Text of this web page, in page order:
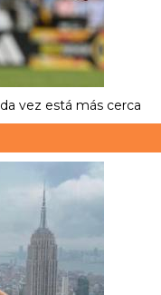
vez está más cerca